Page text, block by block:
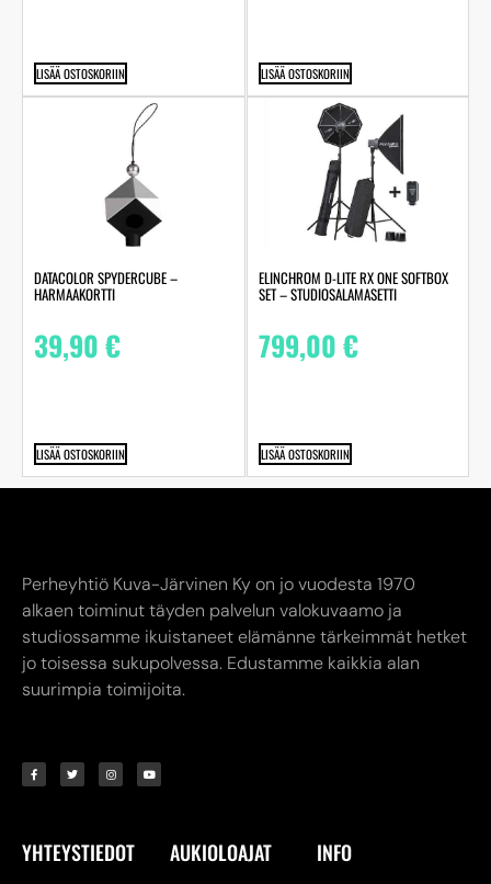
LISÄÄ OSTOSKORIIN LISÄÄ OSTOSKORIIN
DATACOLOR SPYDERCUBE –
HARMAAKORTTI
39,90€
LISÄÄ OSTOSKORIIN
ELINCHROM D-LITE RX ONE SOFTBOX
SET – STUDIOSALAMASETTI
799,00€
LISÄÄ OSTOSKORIIN
Perheyhtiö Kuva-Järvinen Ky on jo vuodesta 1970
alkaen toiminut täyden palvelun valokuvaamo ja
studiossamme ikuistaneet elämänne tärkeimmät hetket
jo toisessa sukupolvessa. Edustamme kaikkia alan
suurimpia toimijoita.
YHTEYSTIEDOT AUKIOLOAJAT INFO